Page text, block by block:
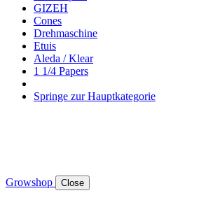
GIZEH
Cones
Drehmaschine
Etuis
Aleda / Klear
1 1/4 Papers
Springe zur Hauptkategorie
Growshop Close